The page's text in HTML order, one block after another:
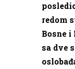
redom
Bosne i
sa dve